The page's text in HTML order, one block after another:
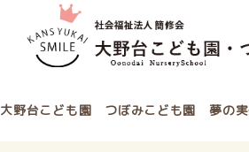
大野台こども園 つぼみこども園 夢の